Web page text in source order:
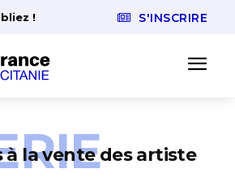
! S'INSCRIRE
la vente des artiste